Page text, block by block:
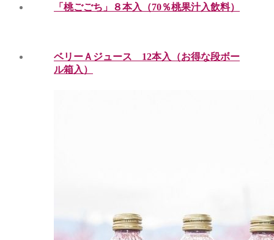
「桃ごごち」８本入（70％桃果汁入飲料）
ベリーＡジュース 12本入（お得な段ボー
ル箱入）